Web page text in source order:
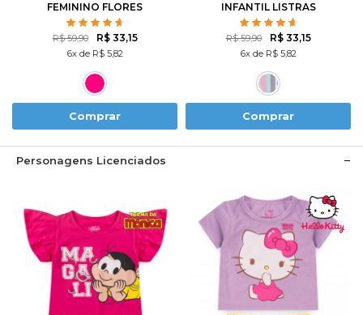
FEMININO FLORES
ROTATIVAS
R$ 59,90 R$ 33,15
6x de R$ 5,82
Comprar
INFANTIL LISTRAS
COLORIDA
R$ 59,90 R$ 33,15
6x de R$ 5,82
Comprar
Personagens Licenciados